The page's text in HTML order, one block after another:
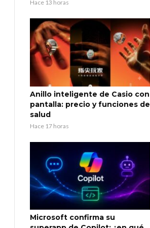
Hace 13 horas
Anillo inteligente de Casio con
pantalla: precio y funciones de
salud
Hace 17 horas
Microsoft confirma su